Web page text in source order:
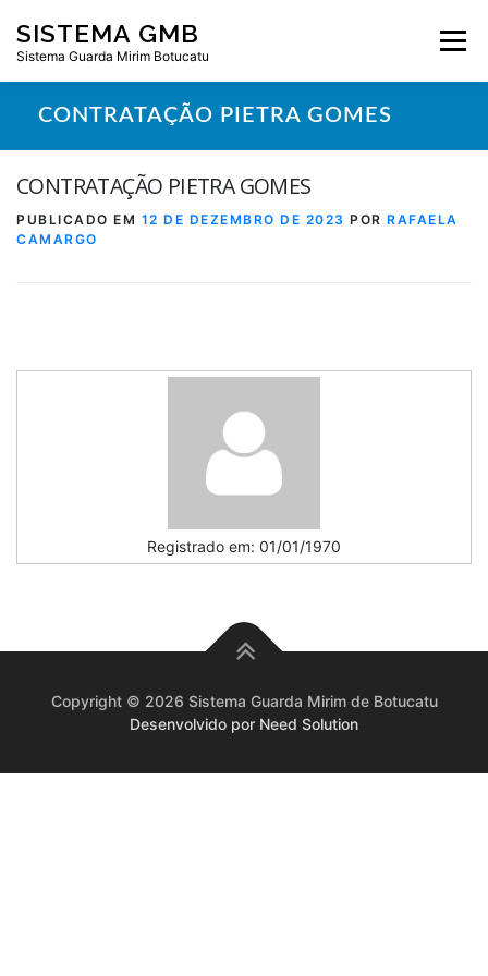
para
conteúdo
SISTEMA GMB
Sistema Guarda Mirim Botucatu
Menu
CONTRATAÇÃO PIETRA GOMES
CONTRATAÇÃO PIETRA GOMES
PUBLICADO EM 12 DE DEZEMBRO DE 2023 POR RAFAELA
CAMARGO
Registrado em: 01/01/1970
Copyright © 2026 Sistema Guarda Mirim de Botucatu
Desenvolvido por Need Solution